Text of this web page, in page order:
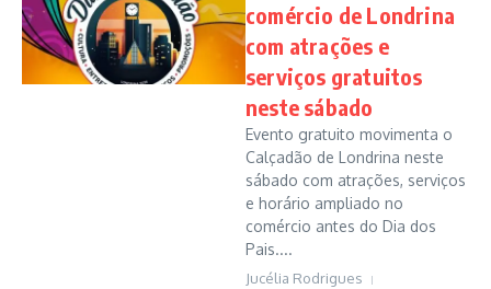
comércio de Londrina
com atrações e
serviços gratuitos
neste sábado
Evento gratuito movimenta o
Calçadão de Londrina neste
sábado com atrações, serviços
e horário ampliado no
comércio antes do Dia dos
Pais....
Jucélia Rodrigues